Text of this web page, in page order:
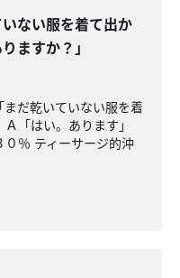
いない服を着て出か
ますか？」
だ乾いていない服を着
Ａ「はい。あります」
０％ ティーサージ的沖